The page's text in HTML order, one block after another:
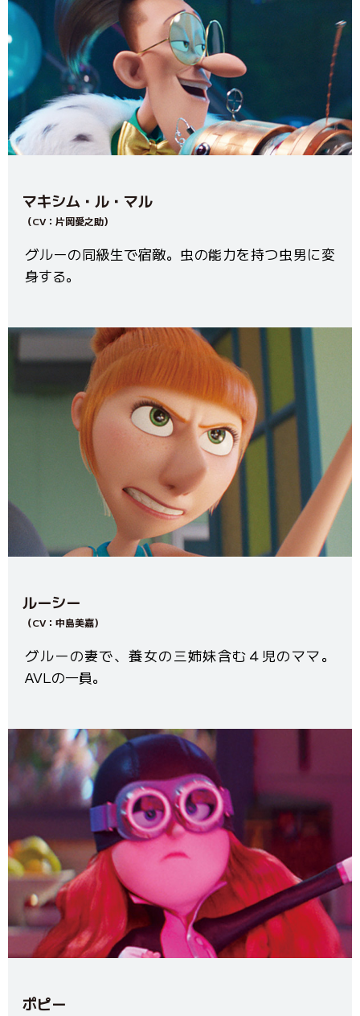
マキシム・ル・マル
（CV：片岡愛之助）
グルーの同級生で宿敵。虫の能力を持つ虫男に変
身する。
ルーシー
（CV：中島美嘉）
グルーの妻で、養女の三姉妹含む４児のママ。
AVLの一員。
ポピー